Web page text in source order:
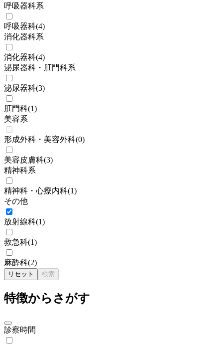
呼吸器科系
呼吸器科(4)
消化器科系
消化器科(4)
泌尿器科・肛門科系
泌尿器科(3)
肛門科(1)
美容系
形成外科・美容外科(0)
美容皮膚科(3)
精神科系
精神科・心療内科(1)
その他
放射線科(1)
救急科(1)
麻酔科(2)
リセット 検索
特徴からさがす
診察時間